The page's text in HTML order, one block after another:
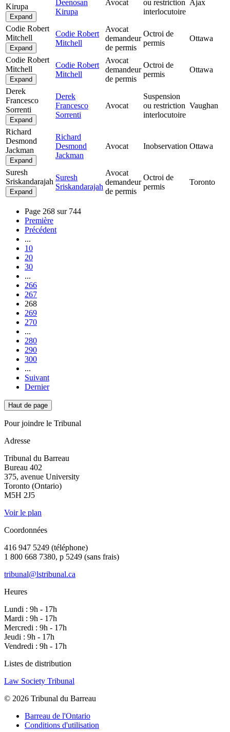
Kirupa
Expand
Deenosan
Kirupa
Avocat
ou restriction
interlocutoire
Ajax
Codie Robert
Mitchell
Expand
Codie Robert
Mitchell
Avocat
demandeur
de permis
Octroi de
permis
Ottawa
Codie Robert
Mitchell
Expand
Codie Robert
Mitchell
Avocat
demandeur
de permis
Octroi de
permis
Ottawa
Derek
Francesco
Sorrenti
Expand
Derek
Francesco
Sorrenti
Avocat
Suspension
ou restriction
interlocutoire
Vaughan
Richard
Desmond
Jackman
Expand
Richard
Desmond
Jackman
Avocat Inobservation Ottawa
Suresh
Sriskandarajah
Expand
Suresh
Sriskandarajah
Avocat
demandeur
de permis
Octroi de
permis
Toronto
Page 268 sur 744
Première
Précédent
...
10
20
30
...
266
267
268
269
270
...
280
290
300
...
Suivant
Dernier
Haut de page
Pour joindre le Tribunal
Adresse
Tribunal du Barreau
Bureau 402
375, avenue University
Toronto (Ontario)
M5H 2J5
Voir le plan
Coordonnées
416 947 5249 (téléphone)
1 800 668 7380, p 5249 (sans frais)
tribunal@lstribunal.ca
Heures
Lundi : 9h - 17h
Mardi : 9h - 17h
Mercredi : 9h - 17h
Jeudi : 9h - 17h
Vendredi : 9h - 17h
Listes de distribution
Law Society Tribunal
© 2026 Tribunal du Barreau
Barreau de l'Ontario
Conditions d'utilisation